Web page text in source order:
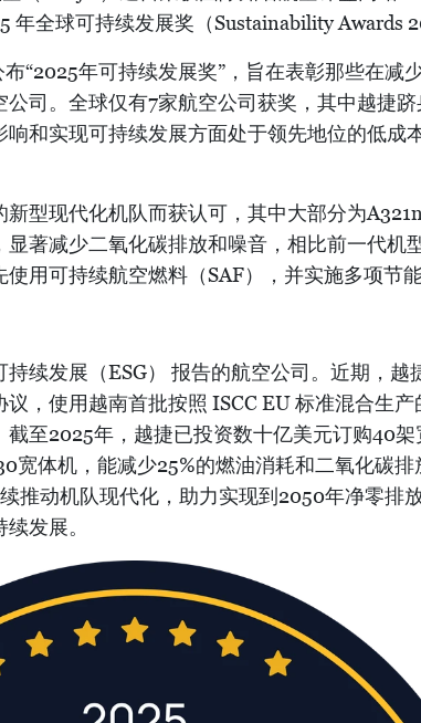
年全球可持续发展奖（Sustainability Awards
“2025年可持续发展奖”，旨在表彰那些在减
司。全球仅有7家航空公司获奖，其中越捷跻
和实现可持续发展方面处于领先地位的低成
型现代化机队而获认可，其中大部分为
著减少二氧化碳排放和噪音，相比前一代机
用可持续航空燃料（SAF），并实施多项节
续发展（ESG） 报告的航空公司。近期，越
，使用越南首批按照 ISCC EU 标准混合生产
截至2025年，越捷已投资数十亿美元订购40架
宽体机，能减少25%的燃油消耗和二氧化碳排
推动机队现代化，助力实现到2050年净零排
发展。